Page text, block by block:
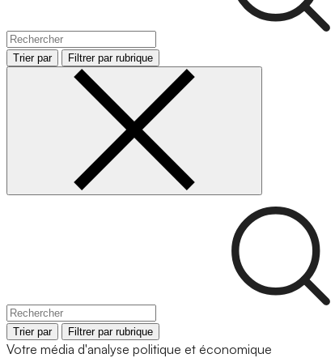
Trier par Filtrer par rubrique
Trier par Filtrer par rubrique
Votre média d'analyse politique et économique